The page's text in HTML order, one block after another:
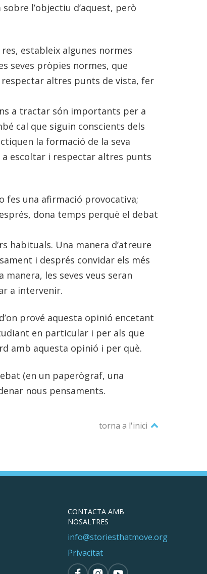
l’objectiu d’aquest, però
estableix algunes normes
seves pròpies normes, que
altres punts de vista, fer
a tractar són importants per a
cal que siguin conscients dels
la formació de la seva
escoltar i respectar altres punts
fes una afirmació provocativa;
dona temps perquè el debat
habituals. Una manera d’atreure
i després convidar els més
les seves veus seran
a intervenir.
prové aquesta opinió encetant
en particular i per als que
amb aquesta opinió i per què.
(en un paperògraf, una
nous pensaments.
torna a l'inici
CONTACTA AMB
NOSALTRES
info@storiesthatmove.org
Privacitat